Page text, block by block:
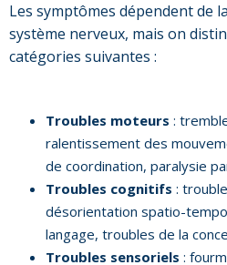
Les symptômes dépendent de
système nerveux, mais on
catégories suivantes :
Troubles moteurs :
ralentissement des
de coordination, paralysie
Troubles cognitifs :
désorientation spatio-
langage, troubles de la
Troubles sensoriels :